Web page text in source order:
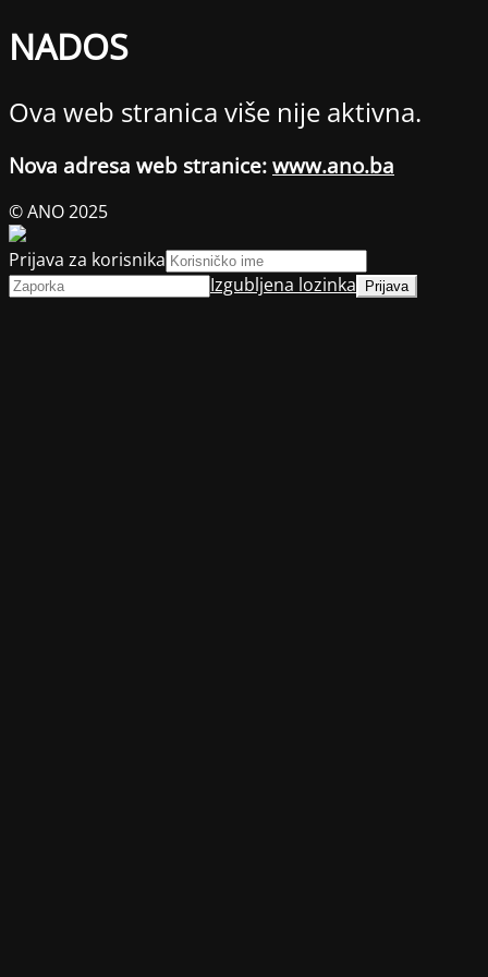
NADOS
Ova web stranica više nije aktivna.
Nova adresa web stranice: www.ano.ba
© ANO 2025
Prijava za korisnika
Izgubljena lozinka